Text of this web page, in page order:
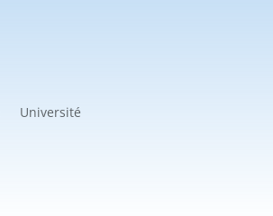
Université